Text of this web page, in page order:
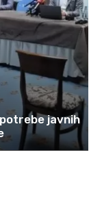
javnih